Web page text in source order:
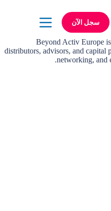
سجل الآن
Beyond Activ Europe
distributors, advisors, and
networking, and